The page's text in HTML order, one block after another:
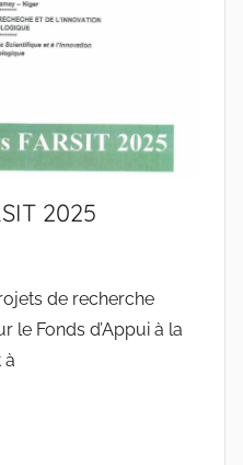
2025
de recherche
le Fonds d’Appui à la
à